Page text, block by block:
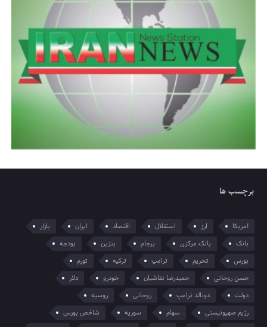
برچسب ها
آمریکا ارز استقلال اقتصاد ایران
بازار
بانک
بانک مرکزی برجام بنزین
بودجه
بورس
تحریم ترامپ ترکیه
تورم
حسن روحانی
حمیدرضا نقاشیان خودرو
دلار
دولت
دونالد ترامپ روحانی
روسیه
رژیم صهیونیستی
سهام سوریه
شاخص بورس